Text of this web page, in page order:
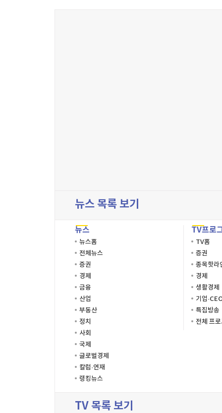
뉴스 목록 보기
뉴스
뉴스홈
전체뉴스
증권
경제
금융
산업
부동산
정치
사회
국제
글로벌경제
칼럼·연재
랭킹뉴스
TV프로
TV홈
증권
종목핫라
경제
생활경제
기업
특집방송
전체 프
TV 목록 보기